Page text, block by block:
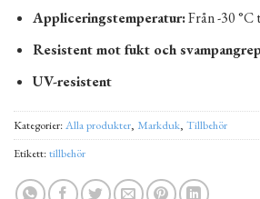
Appliceringstemperatur:Från -30 °C
Resistent mot fukt och
UV-resistent
Kategorier:Alla produkter, Markduk, Tillbehör
Etikett:tillbehör